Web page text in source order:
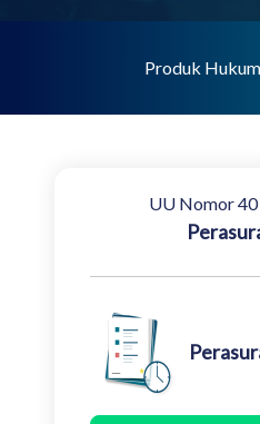
Produk
UU Nomor 40